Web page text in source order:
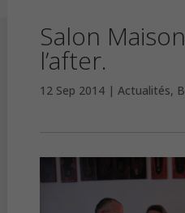
Salon
l’after.
12 Sep 2014 Actualités,